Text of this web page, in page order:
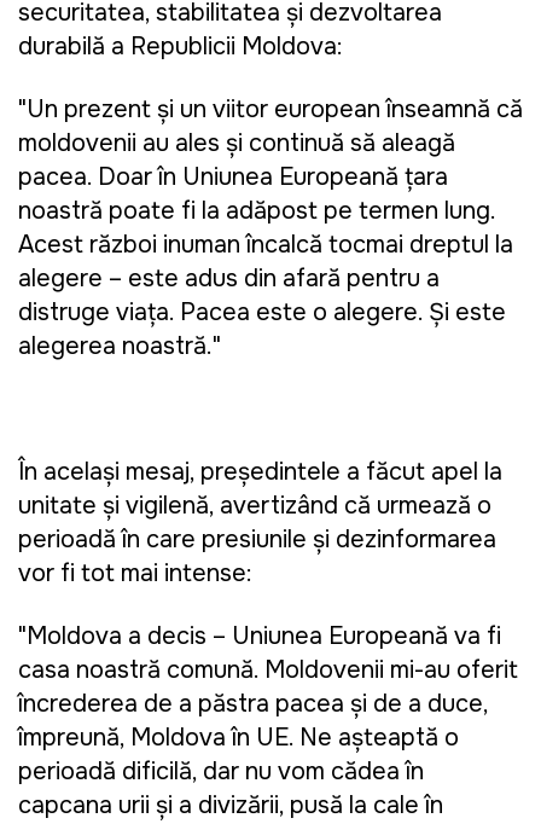
securitatea, stabilitatea și dezvoltarea
durabilă a Republicii Moldova:
"Un prezent și un viitor european înseamnă că
moldovenii au ales și continuă să aleagă
pacea. Doar în Uniunea Europeană țara
noastră poate fi la adăpost pe termen lung.
Acest război inuman încalcă tocmai dreptul la
alegere – este adus din afară pentru a
distruge viața. Pacea este o alegere. Și este
alegerea noastră."
În același mesaj, președintele a făcut apel la
unitate și vigilență, avertizând că urmează o
perioadă în care presiunile și dezinformarea
vor fi tot mai intense:
"Moldova a decis – Uniunea Europeană va fi
casa noastră comună. Moldovenii mi-au oferit
încrederea de a păstra pacea și de a duce,
împreună, Moldova în UE. Ne așteaptă o
perioadă dificilă, dar nu vom cădea în
capcana urii și a divizării, pusă la cale în